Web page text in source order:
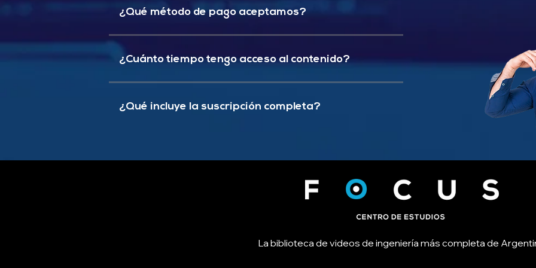
¿Qué método de pago aceptamos?
¿Cuánto tiempo tengo acceso al contenido?
¿Qué incluye la suscripción completa?
La biblioteca de videos de ingeniería más completa de